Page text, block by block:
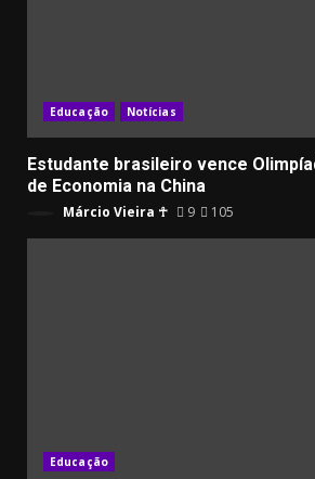
Educação Notícias
Estudante brasileiro vence
de Economia na China
Márcio Vieira ☥ 9 105
Educação